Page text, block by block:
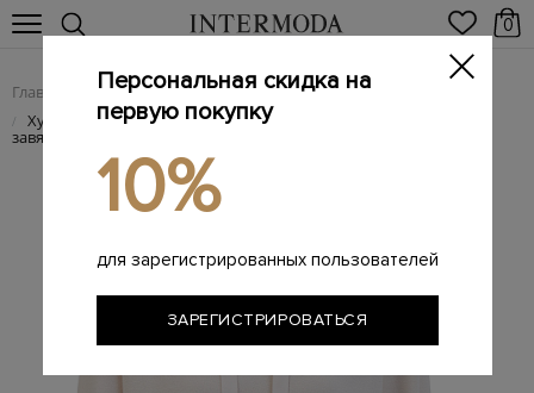
0
Главная Женщинам / SALE
/ Худи Zelda из мягкого интерлока с воротом и низом на
завязках
Персональная скидка на
первую покупку
10%
для зарегистрированных пользователей
ЗАРЕГИСТРИРОВАТЬСЯ